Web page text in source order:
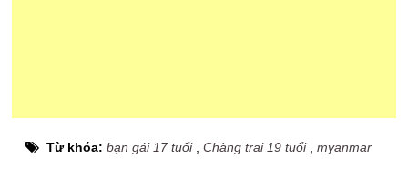
Từ khóa:bạn gái 17 tuổi,Chàng trai 19 tuổi,myanmar